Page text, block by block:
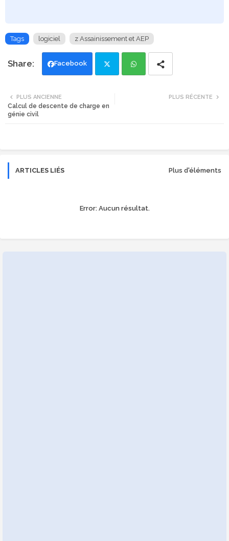
Tags logiciel z Assainissement et AEP
Facebook
tte
PLUS RÉCENTE
PLUS ANCIENNE
Calcul de descente de charge en
génie civil
ARTICLES LIÉS Plus d'éléments
Error:Aucun résultat.